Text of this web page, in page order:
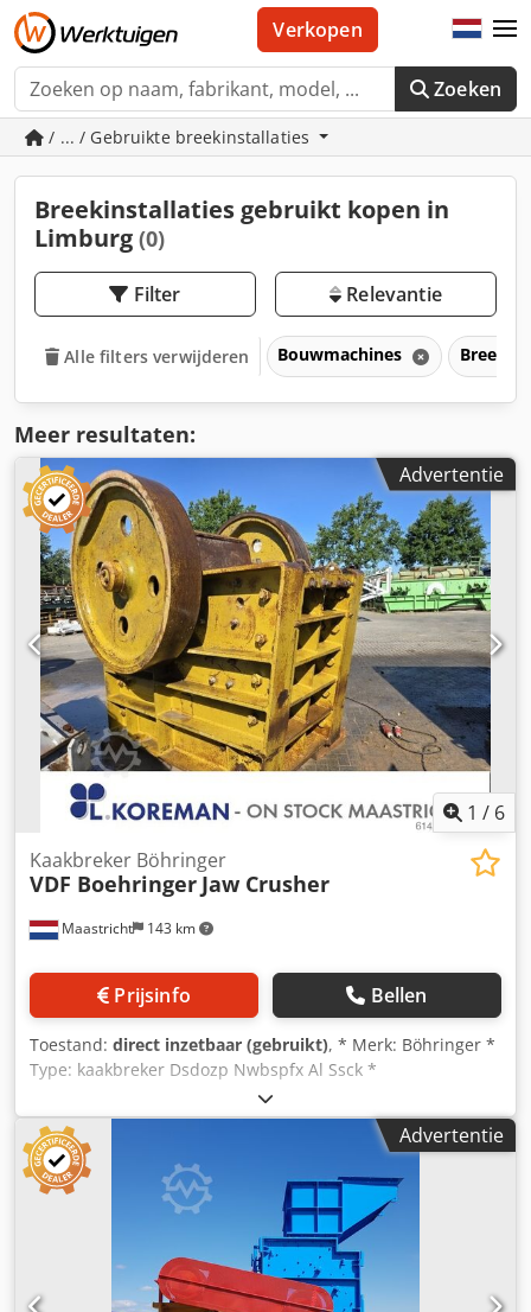
Zoeken
Verkopen
/ ... / Gebruikte breekinstallaties
Breekinstallaties gebruikt kopen in
Limburg (0)
Filter Relevantie
Alle filters verwijderen Bouwmachines
Meer resultaten:
Advertentie
1 / 6
Maastricht 143 km
Kaakbreker Böhringer
VDF Boehringer Jaw Crusher
Prijsinfo Bellen
Toestand: direct inzetbaar (gebruikt), * Merk: Böhringer *
Type: kaakbreker Dsdozp Nwbspfx Al Ssck *
Toevoeropening: 800 x 550 mm * Aandrijving:
elektromotor, 55 kW
Advertentie